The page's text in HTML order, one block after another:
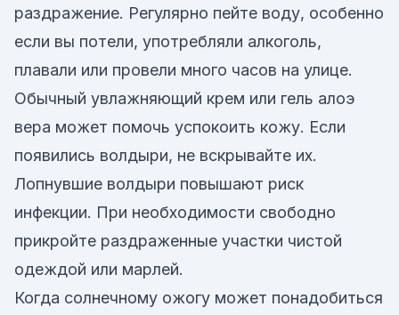
раздражение. Регулярно пейте воду, особенно
если вы потели, употребляли алкоголь,
плавали или провели много часов на улице.
Обычный увлажняющий крем или гель алоэ
вера может помочь успокоить кожу. Если
появились волдыри, не вскрывайте их.
Лопнувшие волдыри повышают риск
инфекции. При необходимости свободно
прикройте раздраженные участки чистой
одеждой или марлей.
Когда солнечному ожогу может понадобиться